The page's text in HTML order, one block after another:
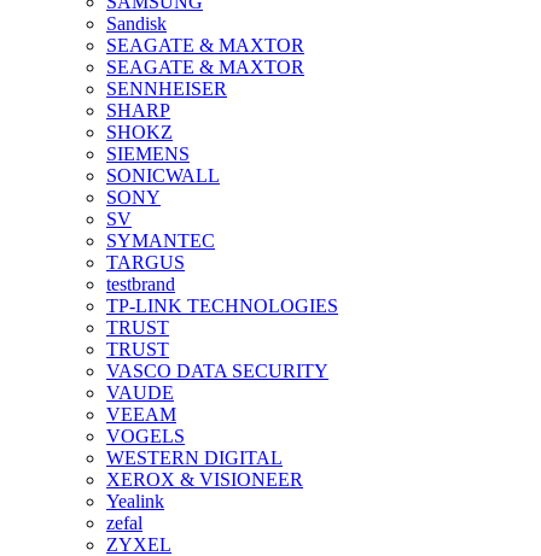
Sandisk
SEAGATE & MAXTOR
SEAGATE & MAXTOR
SENNHEISER
SHARP
SHOKZ
SIEMENS
SONICWALL
SONY
SV
SYMANTEC
TARGUS
testbrand
TP-LINK TECHNOLOGIES
TRUST
TRUST
VASCO DATA SECURITY
VAUDE
VEEAM
VOGELS
WESTERN DIGITAL
XEROX & VISIONEER
Yealink
zefal
ZYXEL